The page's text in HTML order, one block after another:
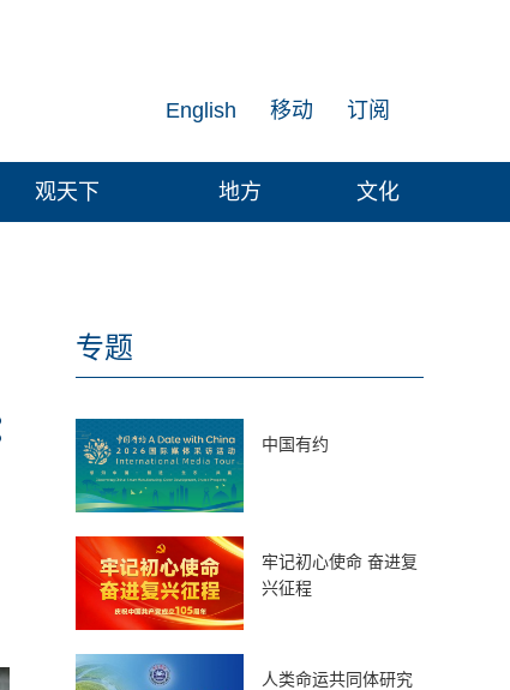
订阅
移动
English
观天下 地方 文化
专题
中国有约
牢记初心使命 奋进复
兴征程
人类命运共同体研究